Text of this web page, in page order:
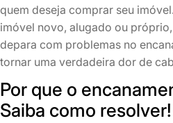
quem deseja comprar seu
imóvel novo, alugado ou
depara com problemas no
tornar uma verdadeira dor de
Por que o
Saiba como resolver!